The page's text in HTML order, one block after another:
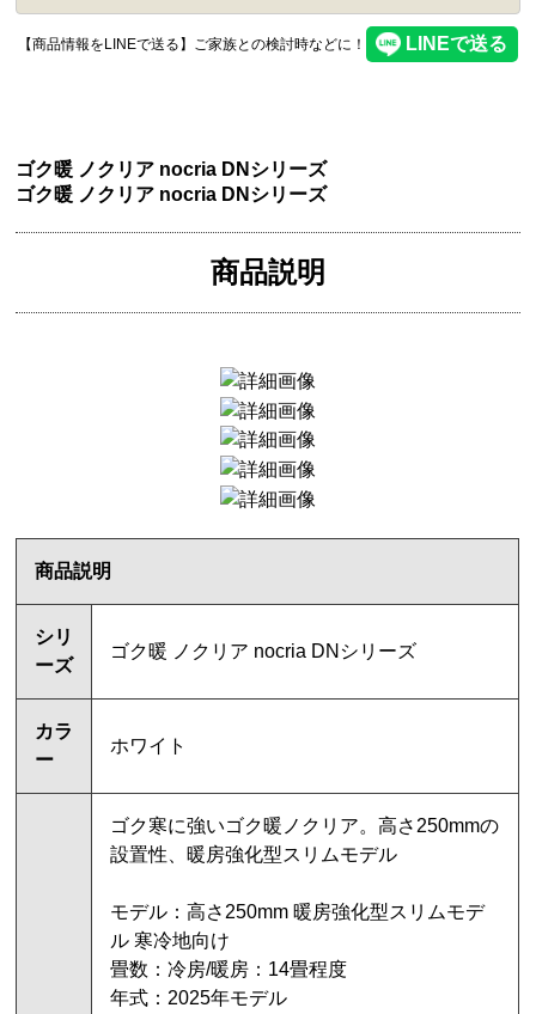
【商品情報をLINEで送る】ご家族との検討時などに！
ゴク暖 ノクリア nocria DNシリーズ
ゴク暖 ノクリア nocria DNシリーズ
商品説明
商品説明
シリ
ーズ
ゴク暖 ノクリア nocria DNシリーズ
カラ
ー
ホワイト
ゴク寒に強いゴク暖ノクリア。高さ250mmの
設置性、暖房強化型スリムモデル
モデル：高さ250mm 暖房強化型スリムモデ
ル 寒冷地向け
畳数：冷房/暖房：14畳程度
年式：2025年モデル